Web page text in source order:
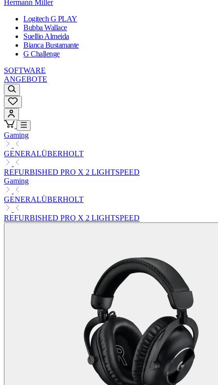
Hermann Miller
Logitech G PLAY
Bubba Wallace
Suellio Almeida
Bianca Bustamante
G Challenge
SOFTWARE
ANGEBOTE
Gaming
GENERALÜBERHOLT
REFURBISHED PRO X 2 LIGHTSPEED
Gaming
GENERALÜBERHOLT
REFURBISHED PRO X 2 LIGHTSPEED